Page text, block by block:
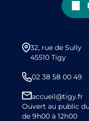
32, rue de Sully
45510 Tigy
02 38 58 00 49
accueil@tigy.fr
Ouvert au public
de 9h00 à 12h00